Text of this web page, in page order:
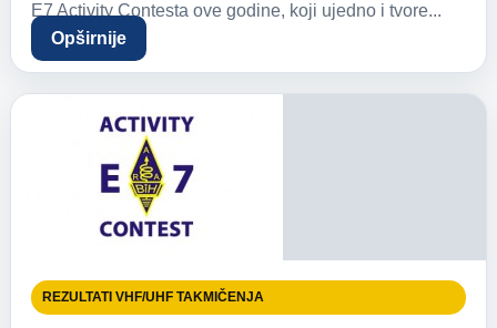
E7 Activity Contesta ove godine, koji ujedno i tvore...
Opširnije
REZULTATI VHF/UHF TAKMIČENJA